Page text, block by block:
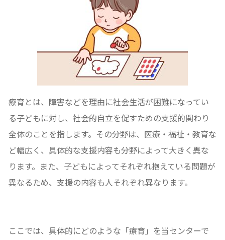
療育とは、障害などを理由に社会生活が困難になってい
る子どもに対し、社会的自立を促すための支援的関わり
全体のことを指します。その分野は、医療・福祉・教育な
ど幅広く、具体的な支援内容も分野によって大きく異な
ります。また、子どもによってそれぞれ抱えている問題が
異なるため、支援の内容も人それぞれ異なります。
ここでは、具体的にどのような「療育」を当センターで